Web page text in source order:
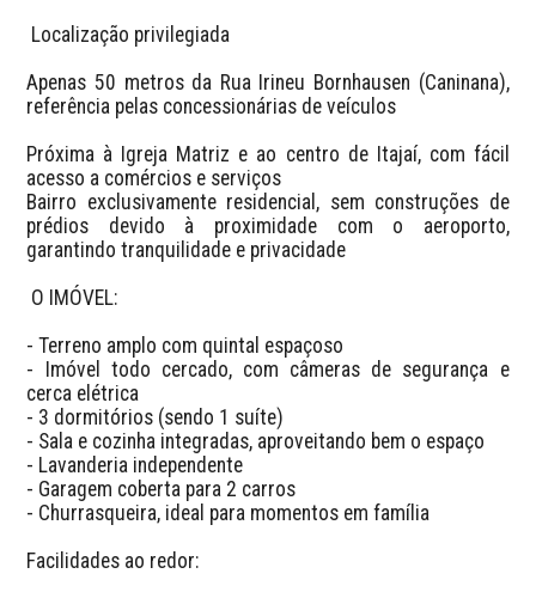
Apenas 50 metros da Rua Irineu Bornhausen (Caninana),
referência pelas concessionárias de veículos
Próxima à Igreja Matriz e ao centro de Itajaí, com fácil
acesso a comércios e serviços
Bairro exclusivamente residencial, sem construções de
prédios devido à proximidade com o aeroporto,
garantindo tranquilidade e privacidade
- Terreno amplo com quintal espaçoso
- Imóvel todo cercado, com câmeras de segurança e
cerca elétrica
- 3 dormitórios (sendo 1 suíte)
- Sala e cozinha integradas, aproveitando bem o espaço
- Lavanderia independente
- Garagem coberta para 2 carros
- Churrasqueira, ideal para momentos em família
Facilidades ao redor: